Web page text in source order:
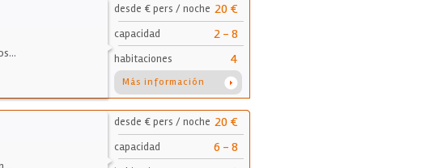
desde € pers / noche 20 €
capacidad 2 - 8
habitaciones 4
Más información
desde € pers / noche 20 €
capacidad 6 - 8